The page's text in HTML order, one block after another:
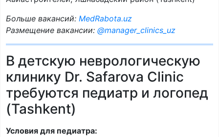
Больше вакансий: MedRabota.uz
Размещение вакансии: @manager_clinics_uz
В детскую неврологическую
клинику Dr. Safarova Clinic
требуются педиатр и логопед
(Tashkent)
Условия для педиатра: